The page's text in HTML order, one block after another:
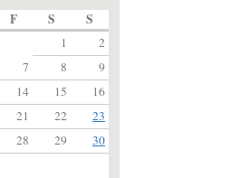
F S S
1
2
7 8
9
14 15
16
21 22
23
28 29
30